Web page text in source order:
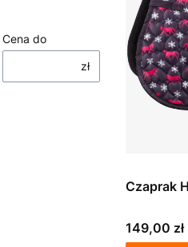
Cena do
zł
Cena
149,00 zł